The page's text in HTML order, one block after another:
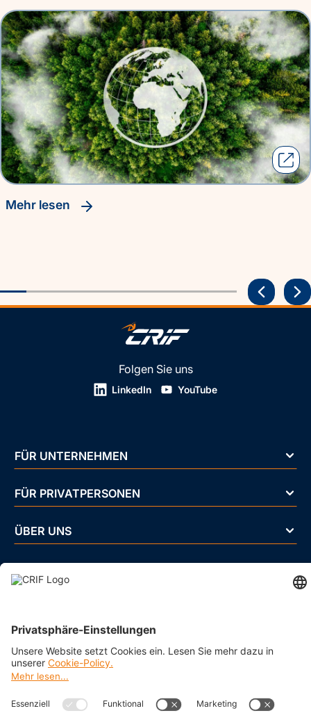
Mehr lesen
Folgen Sie uns
LinkedIn YouTube
FÜR UNTERNEHMEN
FÜR PRIVATPERSONEN
ÜBER UNS
Datenschutz
Cookie Policy
Business Ethics Policy
AGB